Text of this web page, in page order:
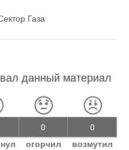
Газа
данный материал
0
огорчил
0
возмутил